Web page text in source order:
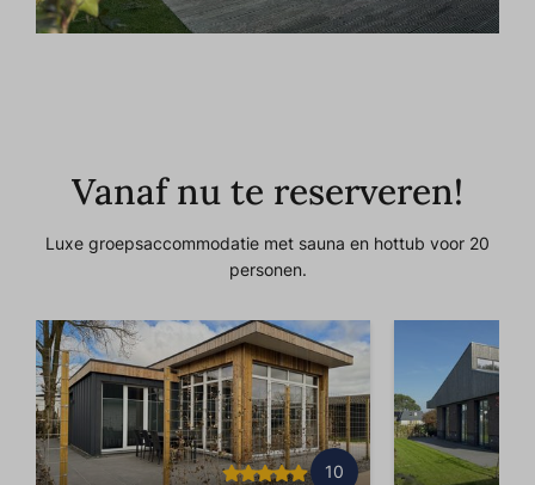
Vanaf nu te reserveren!
Luxe groepsaccommodatie met sauna en hottub voor 20
personen.
10